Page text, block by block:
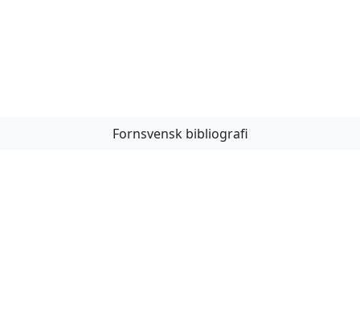
Fornsvensk bibliografi